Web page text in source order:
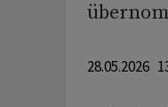
28.05.2026